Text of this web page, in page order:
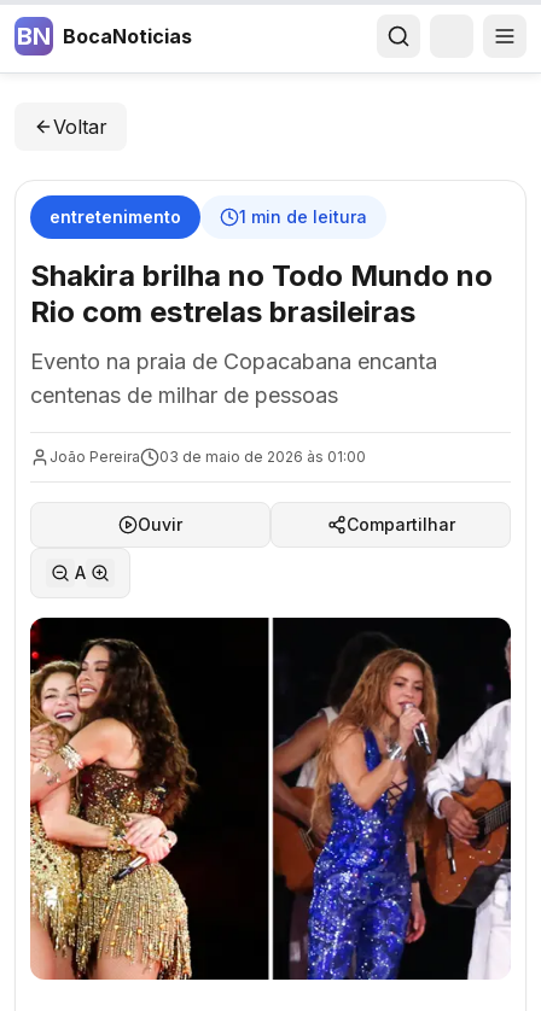
BN BocaNoticias
Voltar
entretenimento 1 min de leitura
Shakira brilha no Todo Mundo no
Rio com estrelas brasileiras
Evento na praia de Copacabana encanta
centenas de milhar de pessoas
João Pereira 03 de maio de 2026 às 01:00
Ouvir Compartilhar
A